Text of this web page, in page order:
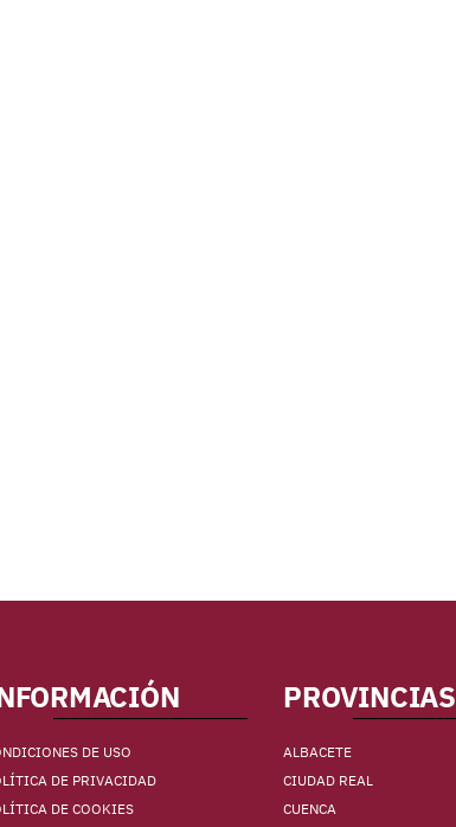
DE USO
DE PRIVACIDAD
DE COOKIES
PROVINCIAS
ALBACETE
CIUDAD REAL
CUENCA